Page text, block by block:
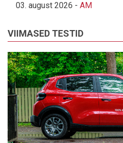
03. august 2026 - AM
VIIMASED TESTID